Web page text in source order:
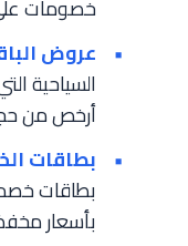
خصومات
عروض
السياحية
أرخص من
بطاقات
بطاقات
بأسعار